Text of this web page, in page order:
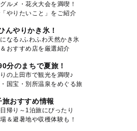
ルメ・花火大会を満喫！
やりたいこと」をご紹介
んやりかき氷！
なる♪ふわふわ天然かき氷
おすすめ店を厳選紹介
分のまちで夏旅！
の上田市で観光を満喫♪
国宝・別所温泉をめぐる旅
おすすめ情報
帰り～1泊旅にぴったり
＆避暑地や収穫体験も！